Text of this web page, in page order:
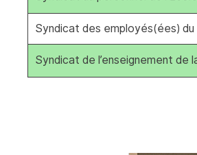
Syndicat des employés(ées)
Syndicat de l’enseignement de